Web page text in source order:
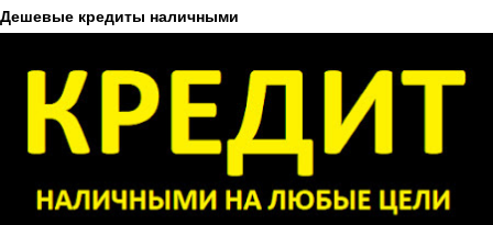
Дешевые кредиты наличными